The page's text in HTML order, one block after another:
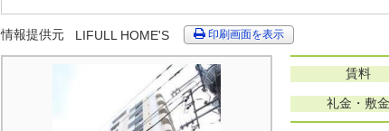
情報提供元 LIFULL HOME'S 印刷画面を表示
賃料
礼金・敷金